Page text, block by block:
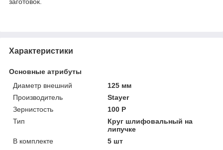
Характеристики
Основные атрибуты
Диаметр внешний
125 мм
Производитель
Stayer
Зернистость
100 Р
Тип
Круг шлифовальный на
липучке
В комплекте
5 шт